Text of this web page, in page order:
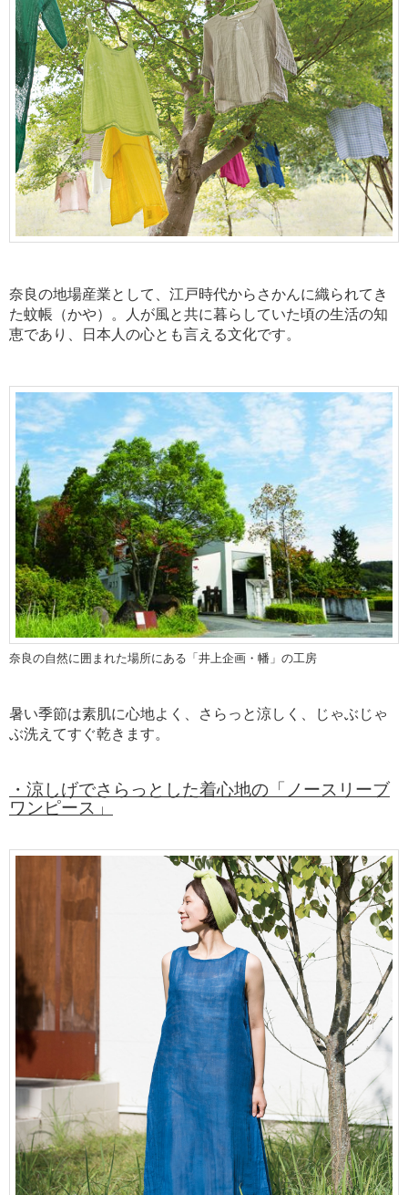
奈良の地場産業として、江戸時代からさかんに織られてき
た蚊帳（かや）。 人が風と共に暮らしていた頃の生活の知
恵であり、日本人の心とも言える文化です。
奈良の自然に囲まれた場所にある「井上企画・幡」の工房
暑い季節は素肌に心地よく、さらっと涼しく、じゃぶじゃ
ぶ洗えてすぐ乾きます。
・涼しげでさらっとした着心地の「ノースリーブ
ワンピース」